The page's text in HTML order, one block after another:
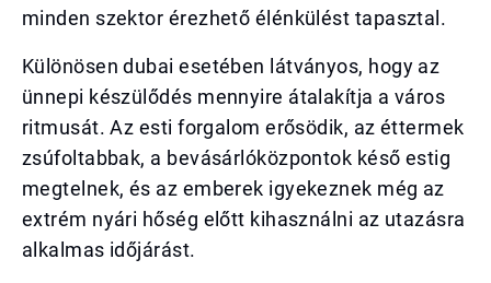
minden szektor érezhető élénkülést tapasztal.
Különösen dubai esetében látványos, hogy az
ünnepi készülődés mennyire átalakítja a város
ritmusát. Az esti forgalom erősödik, az éttermek
zsúfoltabbak, a bevásárlóközpontok késő estig
megtelnek, és az emberek igyekeznek még az
extrém nyári hőség előtt kihasználni az utazásra
alkalmas időjárást.